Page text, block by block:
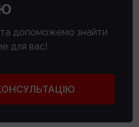
допоможемо знайти
для вас!